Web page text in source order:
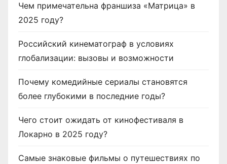
с
м
Чем примечательна франшиза «Матрица» в
2025 году?
Российский кинематограф в условиях
глобализации: вызовы и возможности
Почему комедийные сериалы становятся
более глубокими в последние годы?
Чего стоит ожидать от кинофестиваля в
Локарно в 2025 году?
Самые знаковые фильмы о путешествиях по